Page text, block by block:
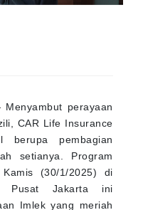
perayaan
CAR Life Insurance
berupa pembagian
setianya. Program
(30/1/2025) di
Pusat Jakarta ini
Imlek yang meriah